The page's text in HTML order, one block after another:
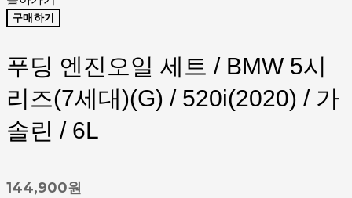
구매하기
푸딩 엔진오일 세트 / BMW 5시
리즈(7세대)(G) / 520i(2020) / 가
솔린 / 6L
144,900원